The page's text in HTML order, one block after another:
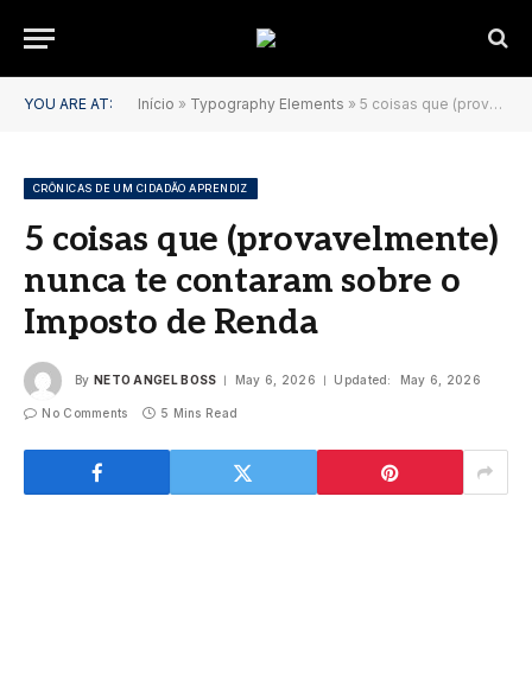
YOU ARE AT: Início » Typography Elements » 5 coisas que (provavelmente) nunca te contaram sobre o Imposto de Renda
CRÔNICAS DE UM CIDADÃO APRENDIZ
5 coisas que (provavelmente)
nunca te contaram sobre o
Imposto de Renda
By NETO ANGEL BOSS May 6, 2026 Updated: May 6, 2026
No Comments 5 Mins Read